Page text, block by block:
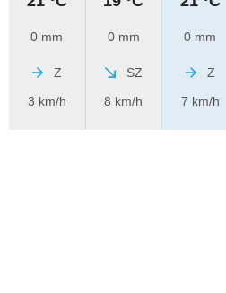
0 mm
Z
3 km/h
0 mm
SZ
8 km/h
0 mm
Z
7 km/h